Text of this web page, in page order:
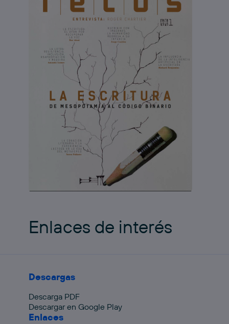
Enlaces de interés
Descargas
Descarga PDF
Descargar en Google Play
Enlaces